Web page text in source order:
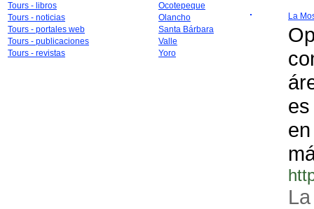
Tours - libros
Tours - noticias
Tours - portales web
Tours - publicaciones
Tours - revistas
Ocotepeque
Olancho
Santa Bárbara
Valle
Yoro
La